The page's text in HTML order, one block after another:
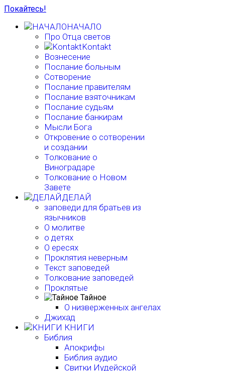
Покайтесь!
НАЧАЛО
Про Отца светов
Kontakt
Вознесение
Послание больным
Сотворение
Послание правителям
Послание взяточникам
Послание судьям
Послание банкирам
Мысли Бога
Откровение о сотворении
и создании
Толкование о
Виноградаре
Толкование о Новом
Завете
ДЕЛАЙ
заповеди для братьев из
язычников
О молитве
о детях
О ересях
Проклятия неверным
Текст заповедей
Толкование заповедей
Проклятые
Тайное
О низверженных ангелах
Джихад
КНИГИ
Библия
Апокрифы
Библия аудио
Свитки Иудейской